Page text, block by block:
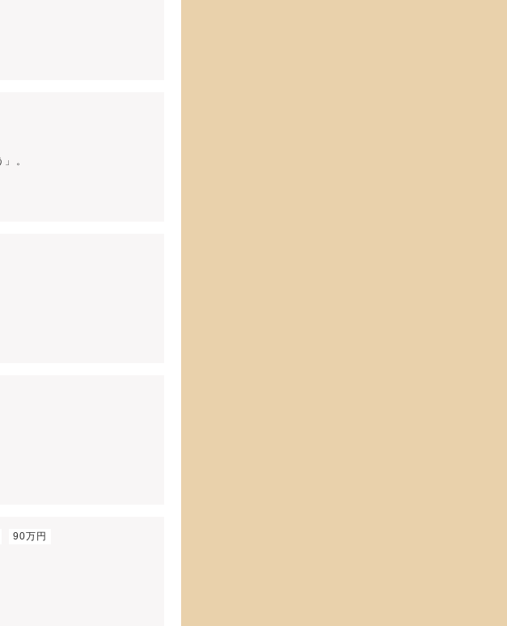
。
90万円